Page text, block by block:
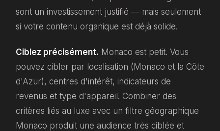
sont un investissement justifié — mais seulement
si votre contenu organique est déjà solide.
Ciblez précisément. Monaco est petit. Vous
pouvez cibler par localisation (Monaco et la Côte
d'Azur), centres d'intérêt, indicateurs de
revenus et type d'appareil. Combiner des
critères liés au luxe avec un filtre géographique
Monaco produit une audience très ciblée et